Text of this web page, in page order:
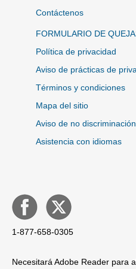
Contáctenos
FORMULARIO DE
Política de privacidad
Aviso de prácticas de
Términos y condiciones
Mapa del sitio
Aviso de no discriminación
Asistencia con idiomas
1-877-658-0305
Necesitará Adobe Reader para